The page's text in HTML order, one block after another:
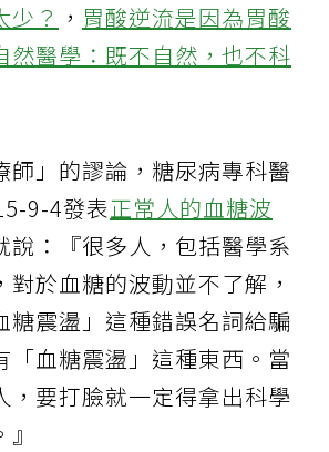
少？ ， 胃酸逆流是因為胃酸
然醫學：既不自然，也不科
師」的謬論，糖尿病專科醫
9-4發表正常人的血糖波
說：『很多人，包括醫學系
於血糖的波動並不了解，
糖震盪」這種錯誤名詞給騙
「血糖震盪」這種東西。當
，要打臉就一定得拿出科學